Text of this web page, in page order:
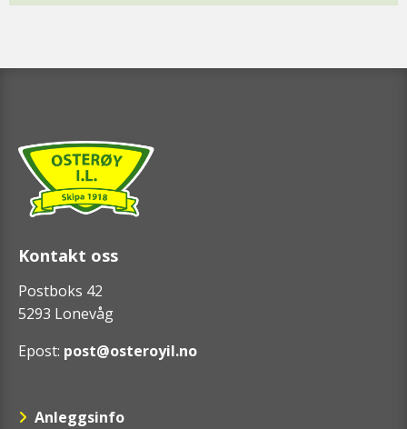
Kontakt oss
Postboks 42
5293 Lonevåg
Epost: post@osteroyil.no
Anleggsinfo